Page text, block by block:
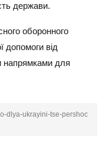
держави.
оборонного
допомоги від
напрямками для
dlya-ukrayini-tse-pershoc